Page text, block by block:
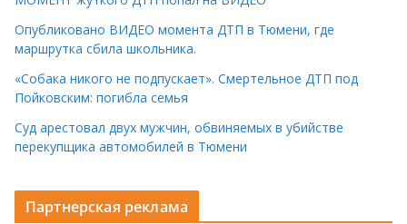
Опубликовано ВИДЕО момента ДТП в Тюмени, где
маршрутка сбила школьника.
«Собака никого не подпускает». Смертельное ДТП под
Пойковским: погибла семья
Суд арестовал двух мужчин, обвиняемых в убийстве
перекупщика автомобилей в Тюмени
Партнерская реклама